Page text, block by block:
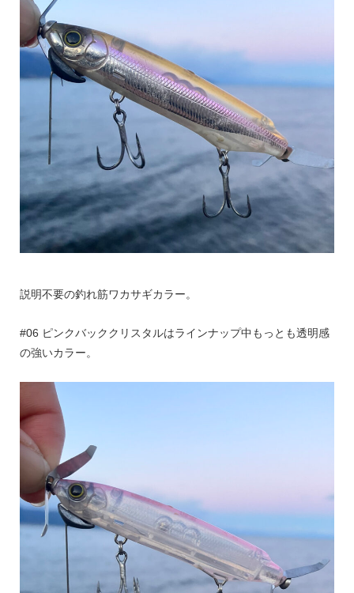
説明不要の釣れ筋ワカサギカラー。
#06 ピンクバッククリスタルはラインナップ中もっとも透明感
の強いカラー。